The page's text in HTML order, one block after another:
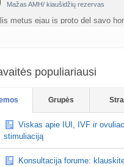
Šviesa777 prieš 3 d.
po hemorojaus operacijos
Rasa Gal prieš 3 d.
(žmogaus papilomos
Svaja1234 prieš 4 d.
Mažas AMH/ kiaušidžių rezervas
metus ejau is proto del savo
prieš 10 min.
Mažas AMH/ kiaušidžių rezervas
uzklausti chatgpt ar galimas
priezastys tokio auksto FSH,
populiariausi
Grupės
Viskas apie IUI, IVF ir
stimuliaciją
Konsultacija forume: